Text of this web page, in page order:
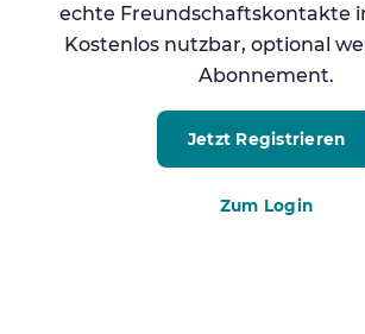
echte Freundschaftskontakte
Kostenlos nutzbar, optional
Abonnement.
Jetzt Registrieren
Zum Login